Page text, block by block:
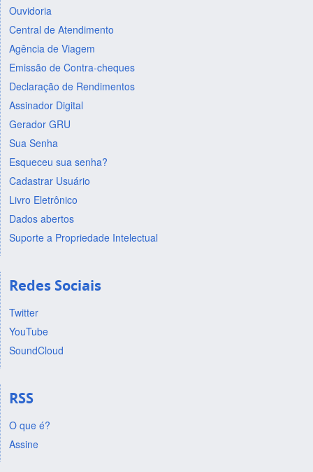
Ouvidoria
Central de Atendimento
Agência de Viagem
Emissão de Contra-cheques
Declaração de Rendimentos
Assinador Digital
Gerador GRU
Sua Senha
Esqueceu sua senha?
Cadastrar Usuário
Livro Eletrônico
Dados abertos
Suporte a Propriedade Intelectual
Redes Sociais
Twitter
YouTube
SoundCloud
RSS
O que é?
Assine